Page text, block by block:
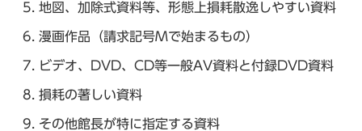
地図、加除式資料等、形態上損耗散逸しやすい資料
漫画作品（請求記号Mで始まるもの）
ビデオ、DVD、CD等一般AV資料と付録DVD資料
損耗の著しい資料
その他館長が特に指定する資料